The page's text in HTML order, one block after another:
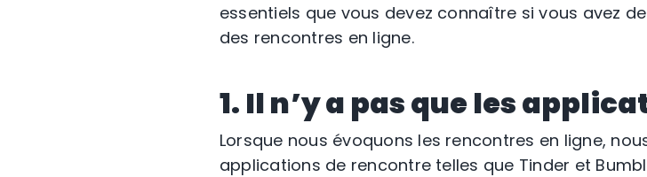
essentiels que vous devez connaître si vous avez
des rencontres en ligne.
1. Il n’y a pas que les
Lorsque nous évoquons les rencontres en ligne,
applications de rencontre telles que Tinder et